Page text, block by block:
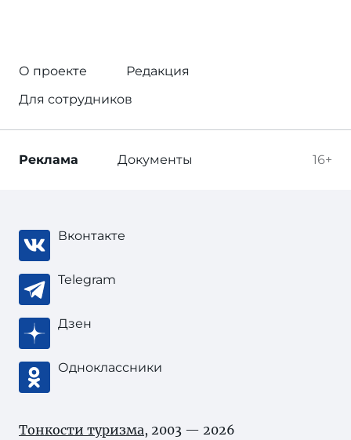
О проекте
Редакция
Для сотрудников
16+
Реклама Документы
Вконтакте
Telegram
Дзен
Одноклассники
Тонкости туризма, 2003 — 2026